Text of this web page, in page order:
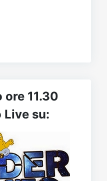
ore 11.30
Live su: